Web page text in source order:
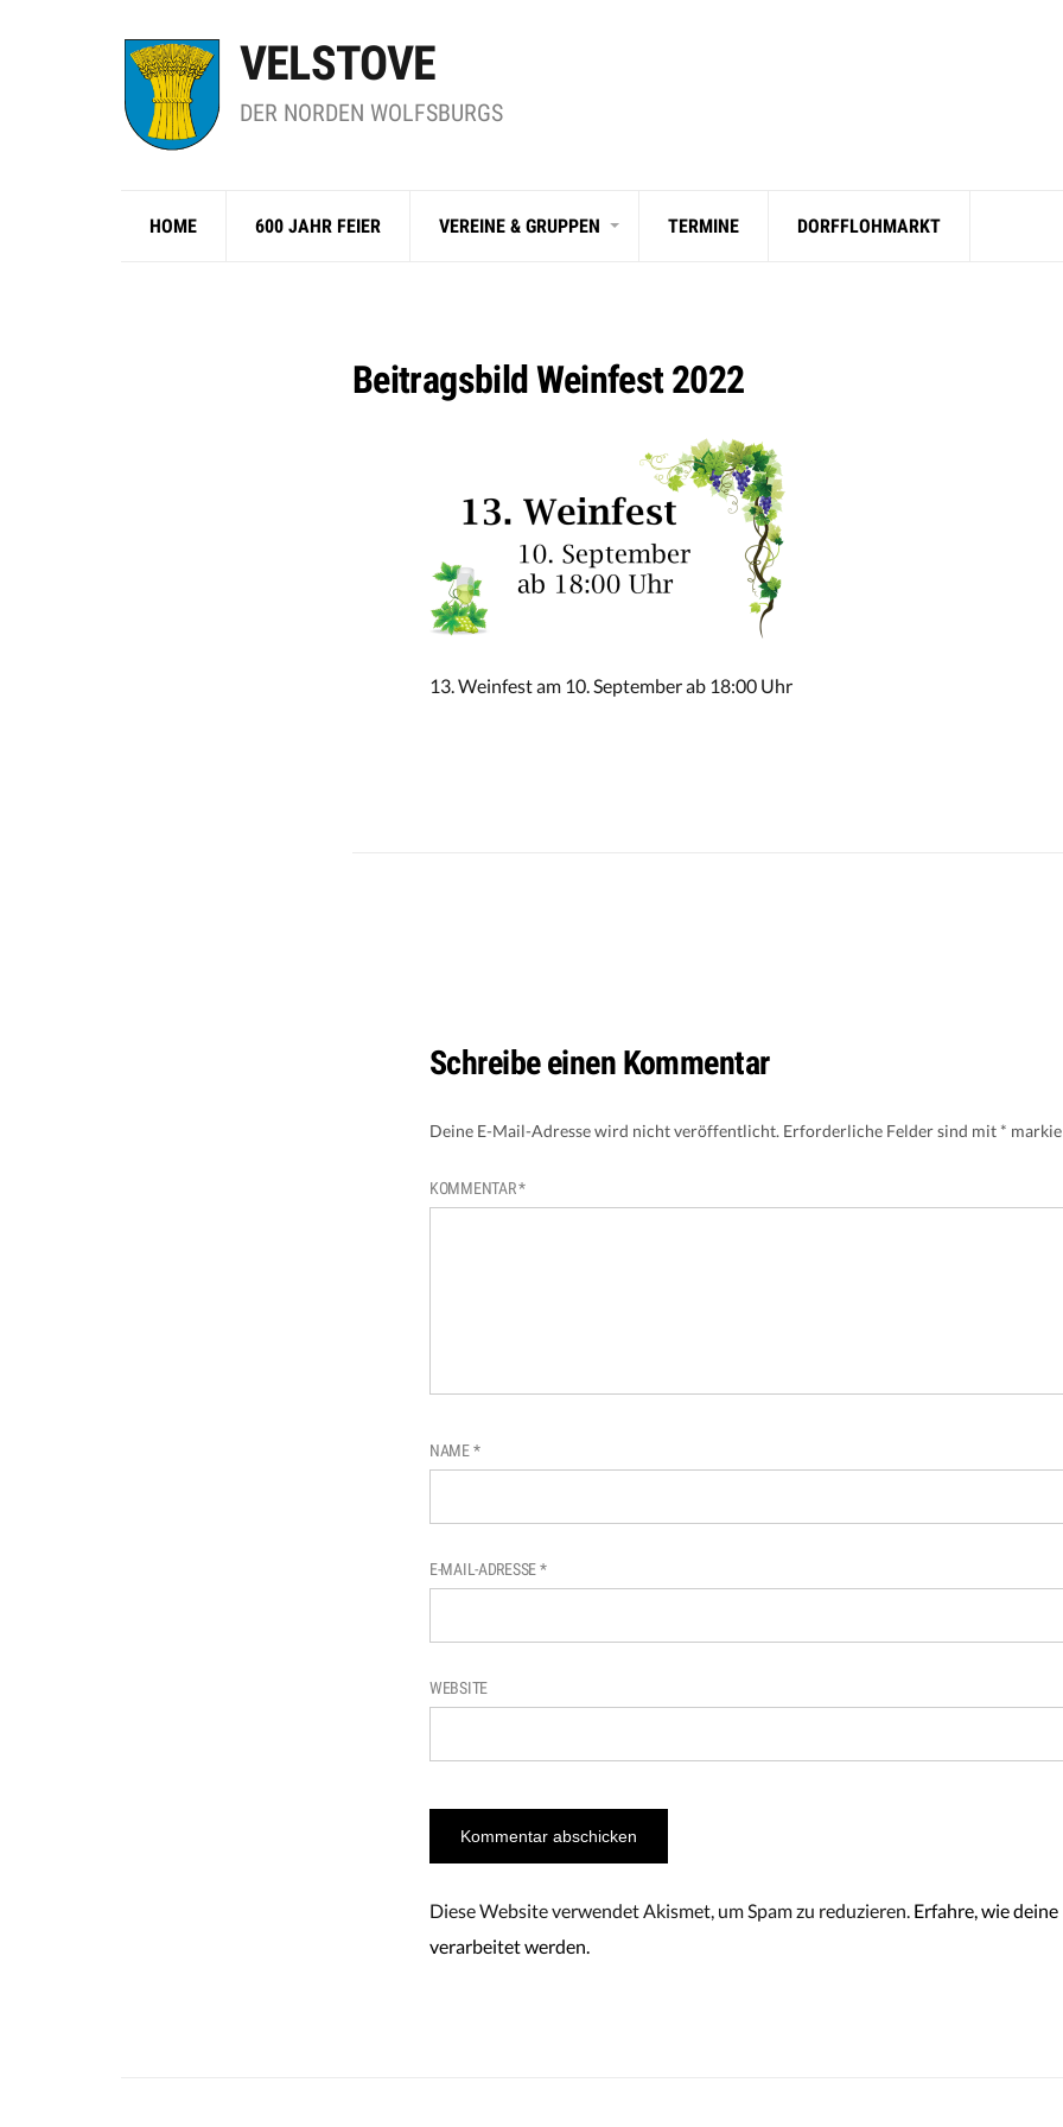
VELSTOVE
DER NORDEN WOLFSBURGS
HOME 600 JAHR FEIER VEREINE & GRUPPEN TERMINE DORFFLOHMARKT
Beitragsbild Weinfest 2022
13. Weinfest am 10. September ab 18:00 Uhr
Schreibe einen Kommentar
Deine E-Mail-Adresse wird nicht veröffentlicht. Erforderliche Felder sind mit *
KOMMENTAR*
NAME*
E-MAIL-ADRESSE*
WEBSITE
Diese Website verwendet Akismet, um Spam zu reduzieren. Erfahre, wie
verarbeitet werden.